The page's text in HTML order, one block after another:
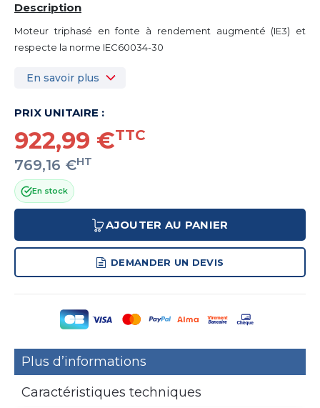
Description
Moteur triphasé en fonte à rendement augmenté (IE3) et
respecte la norme IEC60034-30
En savoir plus
PRIX UNITAIRE :
922,99 €TTC
769,16 €HT
En stock
AJOUTER AU PANIER
DEMANDER UN DEVIS
Plus d’informations
Caractéristiques techniques